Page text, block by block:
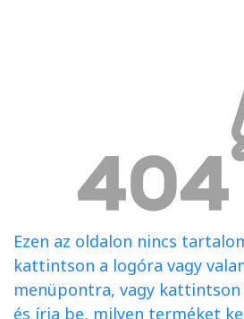
Ezen az oldalon nincs
kattintson a logóra vagy
menüpontra, vagy
és írja be, milyen terméket